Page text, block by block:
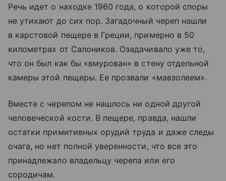
Речь идет о находке 1960 года, о которой споры
не утихают до сих пор. Загадочный череп нашли
в карстовой пещере в Греции, примерно в 50
километрах от Салоников. Озадачивало уже то,
что он был как бы «вмурован» в стену отдельной
камеры этой пещеры. Ее прозвали «мавзолеем».
Вместе с черепом не нашлось ни одной другой
человеческой кости. В пещере, правда, нашли
остатки примитивных орудий труда и даже следы
очага, но нет полной уверенности, что все это
принадлежало владельцу черепа или его
сородичам.